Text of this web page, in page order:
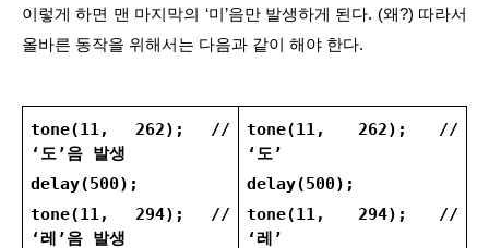
이렇게 하면 맨 마지막의 ‘미’음만 발생하게 된다. (왜?) 따라서
올바른 동작을 위해서는 다음과 같이 해야 한다.
tone(11, 262); //
‘도’음 발생
delay(500);
tone(11, 294); //
‘레’음 발생
tone(11, 262); //
‘도’
delay(500);
tone(11, 294); //
‘레’